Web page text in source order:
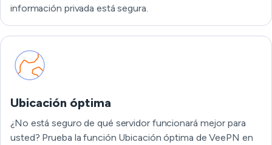
información privada está segura.
Ubicación óptima
¿No está seguro de qué servidor funcionará mejor para
usted? Prueba la función Ubicación óptima de VeePN en